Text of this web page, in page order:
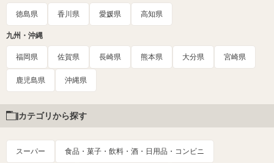
徳島県 香川県 愛媛県 高知県
九州・沖縄
福岡県 佐賀県 長崎県 熊本県 大分県 宮崎県
鹿児島県 沖縄県
カテゴリから探す
スーパー 食品・菓子・飲料・酒・日用品・コンビニ